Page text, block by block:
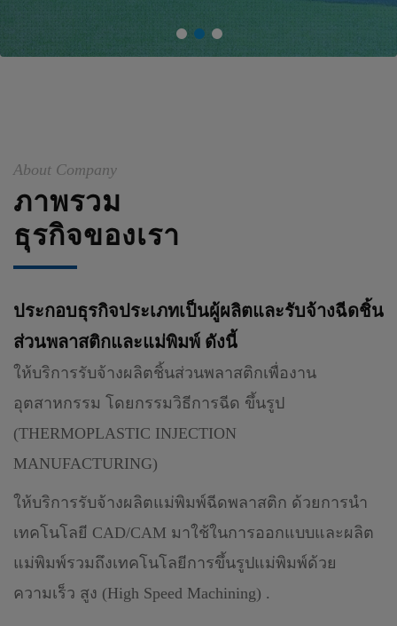
About Company
ภาพรวม
ธุรกิจของเรา
ประกอบธุรกิจประเภทเป็นผู้ผลิตและรับจ้างฉีดชิ้น
ส่วนพลาสติกและแม่พิมพ์ ดังนี้
ให้บริการรับจ้างผลิตชิ้นส่วนพลาสติกเพื่องาน
อุตสาหกรรม โดยกรรมวิธีการฉีด ขึ้นรูป
(THERMOPLASTIC INJECTION
MANUFACTURING)
ให้บริการรับจ้างผลิตแม่พิมพ์ฉีดพลาสติก ด้วยการนำ
เทคโนโลยี CAD/CAM มาใช้ในการออกแบบและผลิต
แม่พิมพ์รวมถึงเทคโนโลยีการขึ้นรูปแม่พิมพ์ด้วย
ความเร็ว สูง (High Speed Machining) .